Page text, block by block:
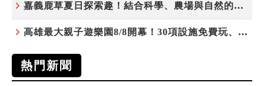
嘉義鹿草夏日探索趣！結合科學、農場與自然的親子小旅行
高雄最大親子遊樂園8/8開幕！30項設施免費玩、YOYO家族嗨翻暑假
熱門新聞